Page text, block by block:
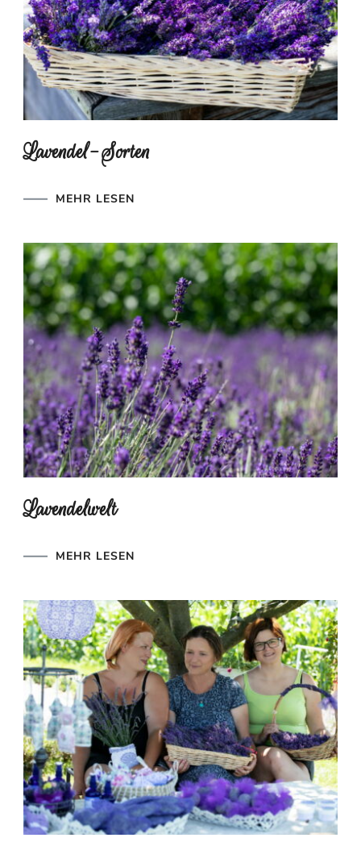
Lavendel-Sorten
MEHR LESEN
Lavendelwelt
MEHR LESEN